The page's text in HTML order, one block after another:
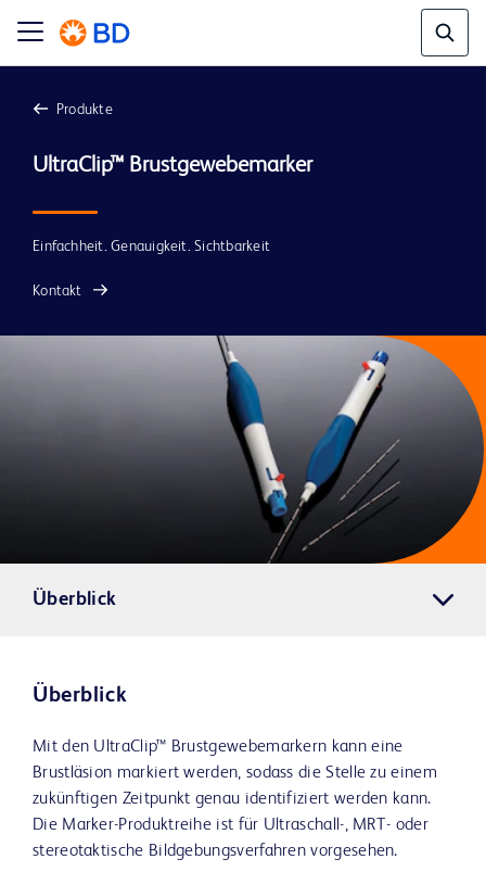
Produkte
UltraClip™ Brustgewebemarker
Einfachheit. Genauigkeit. Sichtbarkeit
Kontakt
Überblick
Überblick
Mit den UltraClip™ Brustgewebemarkern kann eine
Brustläsion markiert werden, sodass die Stelle zu einem
zukünftigen Zeitpunkt genau identifiziert werden kann.
Die Marker-Produktreihe ist für Ultraschall-, MRT- oder
stereotaktische Bildgebungsverfahren vorgesehen.